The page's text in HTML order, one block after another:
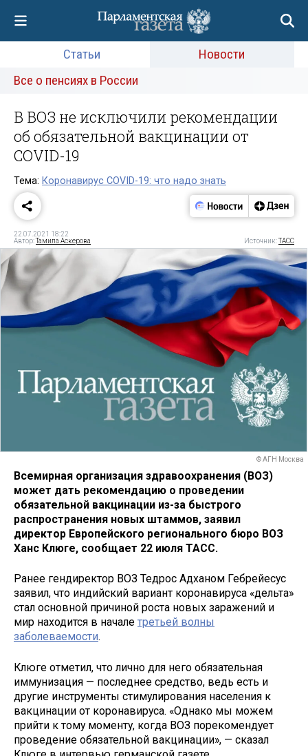
Статьи
Новости
Все о пенсиях в России
В ВОЗ не исключили рекомендации
об обязательной вакцинации от
COVID-19
Тема: Коронавирус COVID-19: что надо знать
22.07.2021 18:22
Автор:Тамила Аскерова Источник:ТАСС
© АГН Москва
Всемирная организация здравоохранения (ВОЗ)
может дать рекомендацию о проведении
обязательной вакцинации из-за быстрого
распространения новых штаммов, заявил
директор Европейского регионального бюро ВОЗ
Ханс Клюге, сообщает 22 июля ТАСС.
Ранее гендиректор ВОЗ Тедрос Адханом Гебрейесус
заявил, что индийский вариант коронавируса «дельта»
стал основной причиной роста новых заражений и
мир находится в начале третьей волны
заболеваемости.
Клюге отметил, что лично для него обязательная
иммунизация — последнее средство, ведь есть и
другие инструменты стимулирования населения к
вакцинации от коронавируса. «Однако мы можем
прийти к тому моменту, когда ВОЗ порекомендует
проведение обязательной вакцинации», — сказал